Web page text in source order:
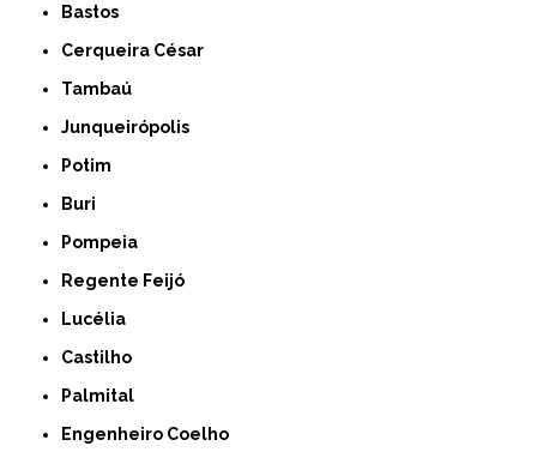
Bastos
Cerqueira César
Tambaú
Junqueirópolis
Potim
Buri
Pompeia
Regente Feijó
Lucélia
Castilho
Palmital
Engenheiro Coelho